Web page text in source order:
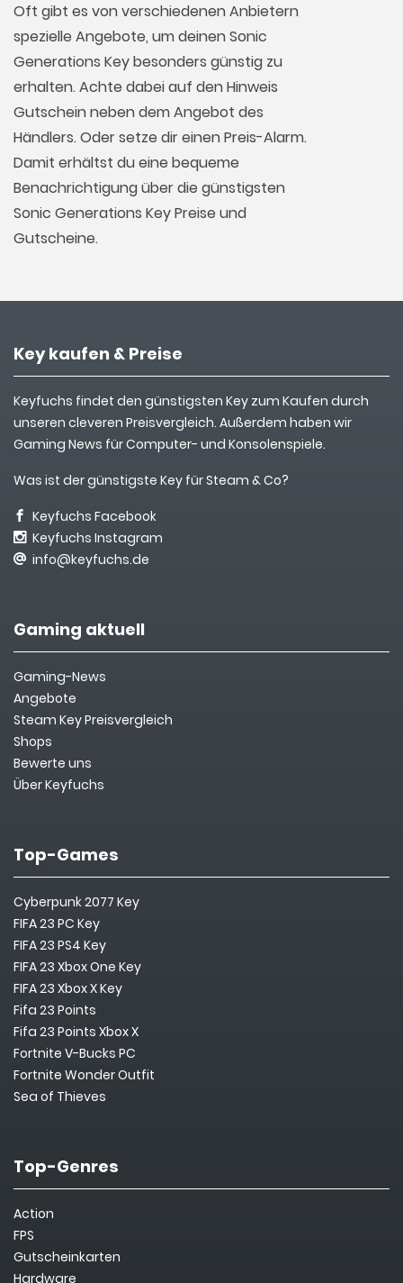
Oft gibt es von verschiedenen Anbietern
spezielle Angebote, um deinen Sonic
Generations Key besonders günstig zu
erhalten. Achte dabei auf den Hinweis
Gutschein neben dem Angebot des
Händlers. Oder setze dir einen Preis-Alarm.
Damit erhältst du eine bequeme
Benachrichtigung über die günstigsten
Sonic Generations Key Preise und
Gutscheine.
Key kaufen & Preise
Keyfuchs findet den günstigsten Key zum Kaufen durch
unseren cleveren Preisvergleich. Außerdem haben wir
Gaming News für Computer- und Konsolenspiele.
Was ist der günstigste Key für Steam & Co?
Keyfuchs Facebook
Keyfuchs Instagram
info@keyfuchs.de
Gaming aktuell
Gaming-News
Angebote
Steam Key Preisvergleich
Shops
Bewerte uns
Über Keyfuchs
Top-Games
Cyberpunk 2077 Key
FIFA 23 PC Key
FIFA 23 PS4 Key
FIFA 23 Xbox One Key
FIFA 23 Xbox X Key
Fifa 23 Points
Fifa 23 Points Xbox X
Fortnite V-Bucks PC
Fortnite Wonder Outfit
Sea of Thieves
Top-Genres
Action
FPS
Gutscheinkarten
Hardware